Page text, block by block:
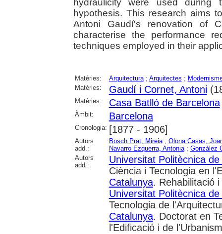
hydraulicity were used during
hypothesis. This research aims
Antoni Gaudí's renovation of
characterise the performance
techniques employed in their
Matèries: Arquitectura; Arquitectes ;
Matèries:
Gaudí i Cornet, Antoni
Matèries: Casa Batlló de Barcelona
Àmbit: Barcelona
Cronologia: [1877 - 1906]
Autors
add.:
Bosch Prat, Mireia; Olona Casas,
Navarro Ezquerra, Antonia; Gonzàlez
Autors
add.:
Universitat Politècnica
Ciència i Tecnologia en
Catalunya. Rehabilitació
Universitat Politècnica
Tecnologia de
Catalunya. Doctorat en
l'Edificació i de